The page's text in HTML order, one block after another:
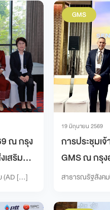
ณ กรุง
สริม
(AD […]
GMS
19 มิถุนายน 2569
การประชุมเ
GMS ณ กรุ
สาธารณรัฐสังค